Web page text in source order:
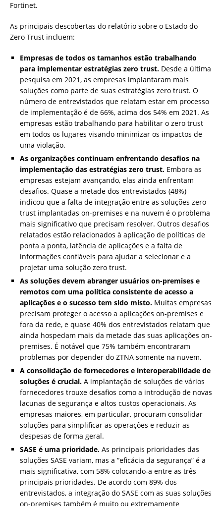
Fortinet.
As principais descobertas do relatório sobre o Estado do
Zero Trust incluem:
Empresas de todos os tamanhos estão trabalhando
para implementar estratégias zero trust. Desde a última
pesquisa em 2021, as empresas implantaram mais
soluções como parte de suas estratégias zero trust. O
número de entrevistados que relatam estar em processo
de implementação é de 66%, acima dos 54% em 2021. As
empresas estão trabalhando para habilitar o zero trust
em todos os lugares visando minimizar os impactos de
uma violação.
As organizações continuam enfrentando desafios na
implementação das estratégias zero trust. Embora as
empresas estejam avançando, elas ainda enfrentam
desafios. Quase a metade dos entrevistados (48%)
indicou que a falta de integração entre as soluções zero
trust implantadas on-premises e na nuvem é o problema
mais significativo que precisam resolver. Outros desafios
relatados estão relacionados à aplicação de políticas de
ponta a ponta, latência de aplicações e a falta de
informações confiáveis para ajudar a selecionar e a
projetar uma solução zero trust.
As soluções devem abranger usuários on-premises e
remotos com uma política consistente de acesso a
aplicações e o sucesso tem sido misto. Muitas empresas
precisam proteger o acesso a aplicações on-premises e
fora da rede, e quase 40% dos entrevistados relatam que
ainda hospedam mais da metade das suas aplicações on-
premises. É notável que 75% também encontraram
problemas por depender do ZTNA somente na nuvem.
A consolidação de fornecedores e interoperabilidade de
soluções é crucial. A implantação de soluções de vários
fornecedores trouxe desafios como a introdução de novas
lacunas de segurança e altos custos operacionais. As
empresas maiores, em particular, procuram consolidar
soluções para simplificar as operações e reduzir as
despesas de forma geral.
SASE é uma prioridade. As principais prioridades das
soluções SASE variam, mas a “eficácia da segurança” é a
mais significativa, com 58% colocando-a entre as três
principais prioridades. De acordo com 89% dos
entrevistados, a integração do SASE com as suas soluções
on-premises também é muito ou extremamente